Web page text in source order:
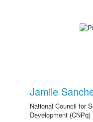
Jamile
National Council for
Development